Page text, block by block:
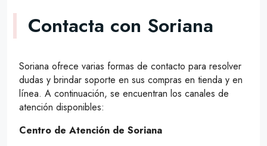
Contacta con Soriana
Soriana ofrece varias formas de contacto para resolver
dudas y brindar soporte en sus compras en tienda y en
línea. A continuación, se encuentran los canales de
atención disponibles:
Centro de Atención de Soriana